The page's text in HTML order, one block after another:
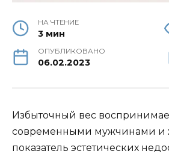
НА ЧТЕНИЕ
3 мин
ОПУБЛИКОВАНО
06.02.2023
Избыточный вес
современными мужчинами и
показатель эстетических